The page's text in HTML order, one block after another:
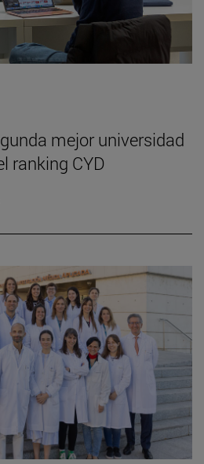
mejor universidad
ranking CYD